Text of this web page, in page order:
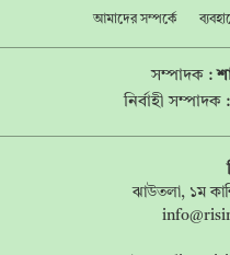
আমাদের সম্পর্কে
সম্পাদক :
নির্বাহী সম্পাদক
ঝাউতলা, ১ম